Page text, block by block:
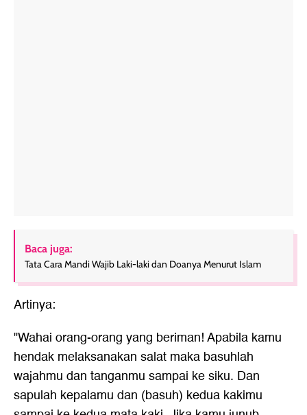
Baca juga:
Tata Cara Mandi Wajib Laki-laki dan Doanya Menurut Islam
Artinya:
"Wahai orang-orang yang beriman! Apabila kamu
hendak melaksanakan salat maka basuhlah
wajahmu dan tanganmu sampai ke siku. Dan
sapulah kepalamu dan (basuh) kedua kakimu